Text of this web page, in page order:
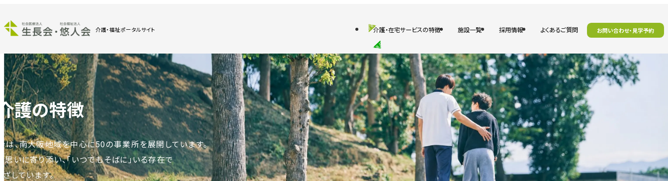
介護・福祉ポータルサイト 介護・在宅サービスの特徴 施設一覧 採用情報 よくあるご質問 お問い合わせ・見学予約
護の特徴
は、南大阪地域を中心に50の事業所を展開しています。
いに寄り添い、「いつでもそばに」いる存在で
しています。